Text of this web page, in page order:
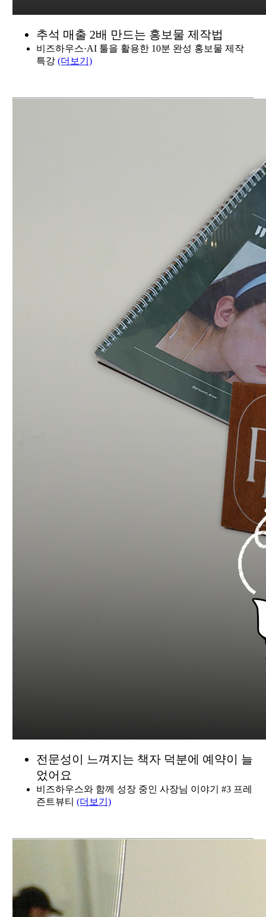
추석 매출 2배 만드는 홍보물 제작법
비즈하우스·AI 툴을 활용한 10분 완성 홍보물 제작
특강 (더보기)
전문성이 느껴지는 책자 덕분에 예약이 늘
었어요
비즈하우스와 함께 성장 중인 사장님 이야기 #3 프레
즌트뷰티 (더보기)